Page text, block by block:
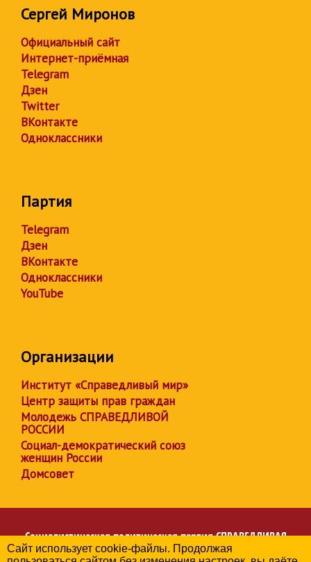
Сергей Миронов
Официальный сайт
Интернет-приёмная
Telegram
Дзен
Twitter
ВКонтакте
Одноклассники
Партия
Telegram
Дзен
ВКонтакте
Одноклассники
YouTube
Организации
Институт «Справедливый мир»
Центр защиты прав граждан
Молодежь СПРАВЕДЛИВОЙ
РОССИИ
Социал-демократический союз
женщин России
Домсовет
Социалистическая политическая партияСПРАВЕДЛИВАЯ
РОССИЯ
Сайт использует cookie-файлы. Продолжая